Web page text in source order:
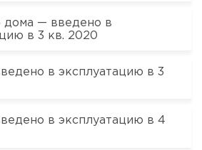
дома — введено в
в 3 кв. 2020
в эксплуатацию в 3
в эксплуатацию в 4